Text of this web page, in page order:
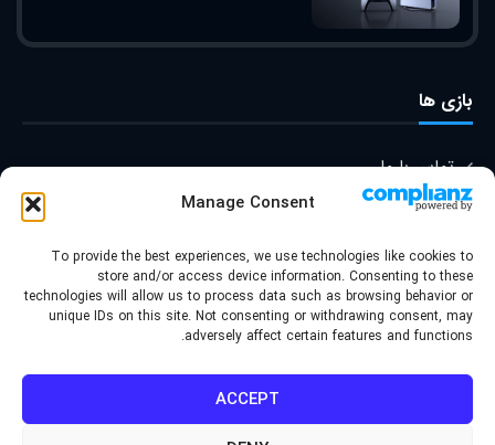
Manage Consent
To provide the best experiences, we use technologies like cookies to
store and/or access device information. Consenting to these
technologies will allow us to process data such as browsing behavior or
unique IDs on this site. Not consenting or withdrawing consent, may
adversely affect certain features and functions.
ACCEPT
بازی ها
تماس با ما
درباره ما
© کپی رایت ۲۰۲۲ | قالب توسط
- کلیه حقوق محفوظ است | برای
وردپرس طراحی شده است